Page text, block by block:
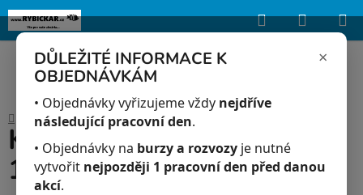
×
DŮLEŽITÉ INFORMACE K
OBJEDNÁVKÁM
• Objednávky vyřizujeme vždy nejdříve
následující pracovní den.
• Objednávky na burzy a rozvozy je nutné
vytvořit nejpozději 1 pracovní den před danou
akcí.
Upozorňujeme, že uvedená skladová dostupnost je orientační a může se
lišit podle aktuálních objednávek a prodeje v reálném čase.
obsah
Hledat
KOŠÍK
DomůAkvaristika / Keramický kořen 18 x 12 x 12 cm
Keramický kořen 18 x 12 x
12 cm